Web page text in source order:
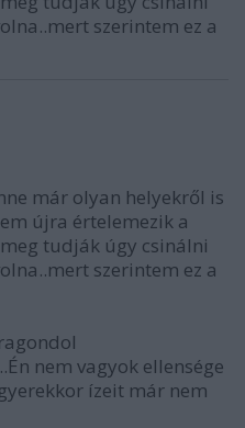
szerintem ez a
már olyan helyekről is
újra értelemezik a
tudják úgy csinálni
szerintem ez a
nem vagyok ellensége
ízeit már nem